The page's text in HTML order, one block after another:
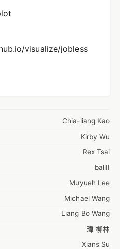
visualize/jobless
Chia-liang Kao
Kirby Wu
Rex Tsai
ballII
Muyueh Lee
Michael Wang
Liang Bo Wang
瑋 柳林
Xians Su